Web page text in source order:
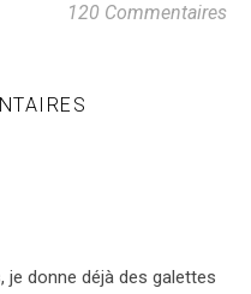
120 Commentaires
je donne déjà des galettes